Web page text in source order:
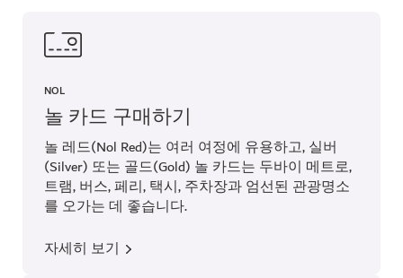
NOL
놀 카드 구매하기
놀 레드(Nol Red)는 여러 여정에 유용하고, 실버
(Silver) 또는 골드(Gold) 놀 카드는 두바이 메트로,
트램, 버스, 페리, 택시, 주차장과 엄선된 관광명소
를 오가는 데 좋습니다.
자세히 보기